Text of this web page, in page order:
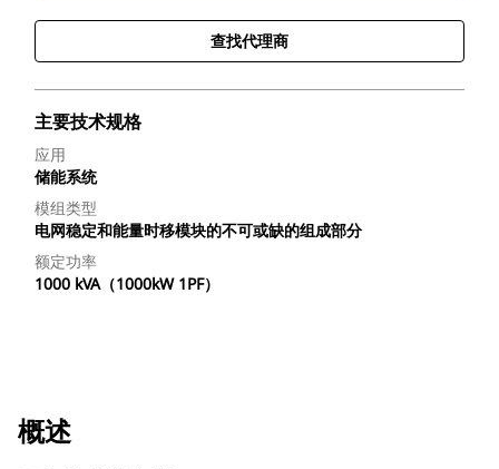
查找代理商
主要技术规格
应用
储能系统
模组类型
电网稳定和能量时移模块的不可或缺的组成部分
额定功率
1000 kVA（1000kW 1PF）
概述